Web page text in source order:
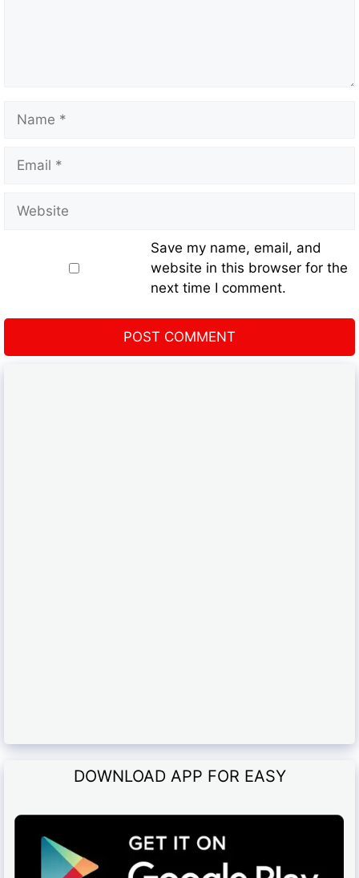
Save my name, email, and
website in this browser for the
next time I comment.
DOWNLOAD APP FOR EASY